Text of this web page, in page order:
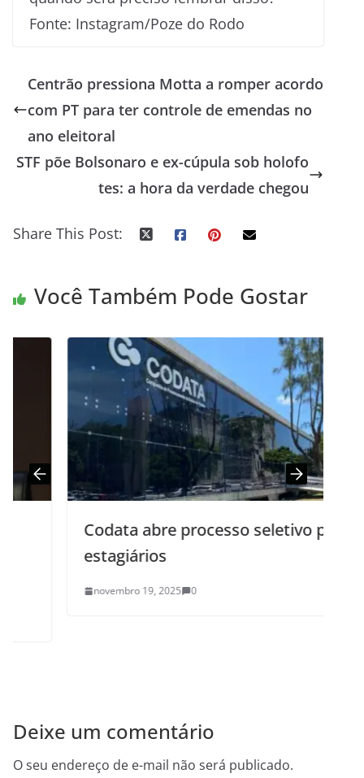
Fonte: Instagram/Poze do Rodo
Centrão pressiona Motta a romper acordo
com PT para ter controle de emendas no
ano eleitoral
STF põe Bolsonaro e ex-cúpula sob holofo
tes: a hora da verdade chegou
Share This Post:
Você Também Pode Gostar
Codata abre processo seletivo para
estagiários
novembro 19, 2025 0
Deixe um comentário
O seu endereço de e-mail não será publicado.